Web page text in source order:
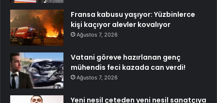
Fransa kabusu yaşıyor: Yüzbinlerce
kişi kaçıyor alevler kovalıyor
Ağustos 7, 2026
Vatani göreve hazırlanan genç
mühendis feci kazada can verdi!
Ağustos 7, 2026
Yeni nesil çeteden yeni nesil sanatçıya